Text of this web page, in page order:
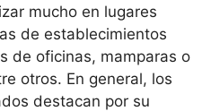
mucho en lugares
de establecimientos
de oficinas, mamparas o
otros. En general, los
destacan por su